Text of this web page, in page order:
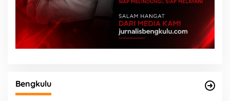
Bengkulu